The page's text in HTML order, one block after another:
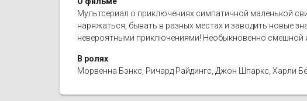
Мультсериал о приключениях симпатичной маленькой
наряжаться, бывать в разных местах и заводить новые
невероятными приключениями! Необыкновенно смешной
В ролях
Морвенна Бэнкс, Ричард Райдингс, Джон Шпаркс, Харли